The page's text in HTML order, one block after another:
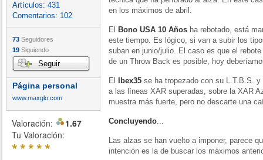
Artículos: 431
Comentarios: 102
73 Seguidores
19 Siguiendo
Seguir
Página personal
www.maxglo.com
Valoración:
1.67
Tu Valoración:
*****
en los máximos de abril.
El Bono USA 10 Años ha rebotado, está
este tiempo. Es lógico, si van a subir los
suban en junio/julio. El caso es que el
de un Throw Back es posible, hoy
El Ibex35 se ha tropezado con su L.T.B.S.
a las líneas XAR superadas, sobre la XAR
muestra más fuerte, pero no descarte una
Concluyendo...
Las alzas se han vuelto a imponer, parece
intención es la de buscar los máximos